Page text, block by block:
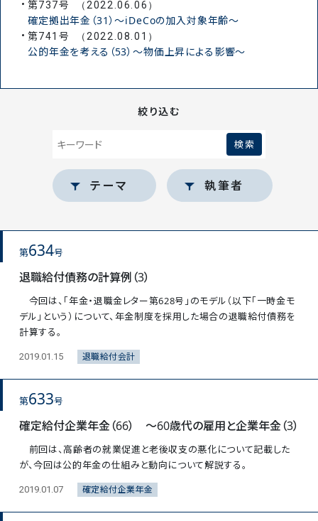
第737号 （2022.06.06）
確定拠出年金（31）～iDeCoの加入対象年齢～
第741号 （2022.08.01）
公的年金を考える（53）～物価上昇による影響～
絞り込む
テーマ 執筆者
第634号
退職給付債務の計算例（3）
今回は、「年金・退職金レター第628号」のモデル（以下「一時金モ
デル」という）について、年金制度を採用した場合の退職給付債務を
計算する。
2019.01.15 退職給付会計
第633号
確定給付企業年金（66） ～60歳代の雇用と企業年金（3）
前回は、高齢者の就業促進と老後収支の悪化について記載した
が、今回は公的年金の仕組みと動向について解説する。
2019.01.07 確定給付企業年金